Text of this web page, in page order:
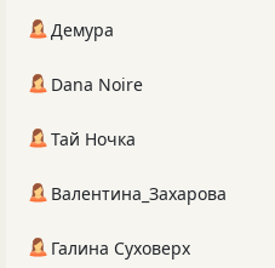
Демура
Dana Noire
Тай Ночка
Валентина_Захарова
Галина Суховерх